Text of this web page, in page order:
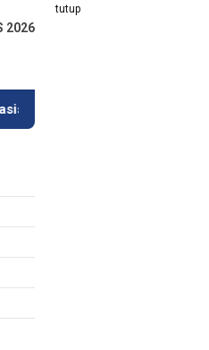
tutup
2026
Universitas Indonesia Jalani